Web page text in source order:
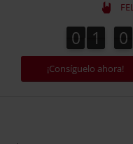
0
0 1
1 0
0
¡Consíguelo ahora!